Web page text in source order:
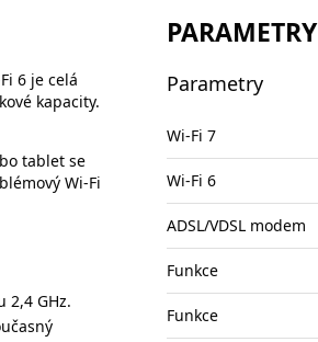
6 je celá
kapacity.
tablet se
Wi-Fi
2,4 GHz.
PARAMETRY
Parametry
Wi-Fi 7
Wi-Fi 6
ADSL/VDSL modem
Funkce
Funkce